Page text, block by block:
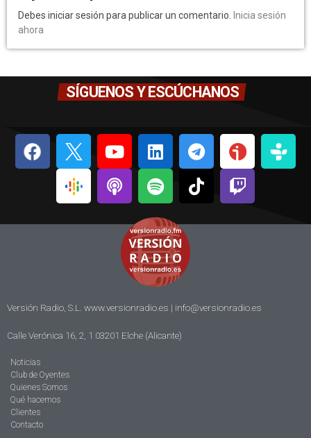
Debes iniciar sesión para publicar un comentario.
Inicia sesión
ahora
SÍGUENOS Y ESCÚCHANOS
Versión Radio, S.L. www.versionradio.es | info@versionradio.es
Calle Verónica 16, 2, 1 03201 Elche (Alicante)
Noticias
Club de Oyentes
Quienes Somos
Qué hacemos
Clientes
Contacto